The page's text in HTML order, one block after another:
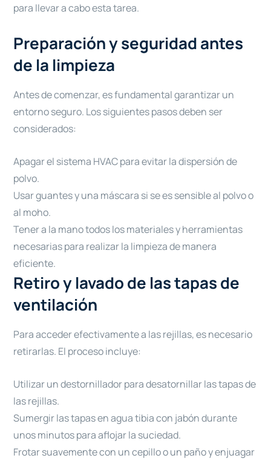
para llevar a cabo esta tarea.
Preparación y seguridad antes
de la limpieza
Antes de comenzar, es fundamental garantizar un
entorno seguro. Los siguientes pasos deben ser
considerados:
Apagar el sistema HVAC para evitar la dispersión de
polvo.
Usar guantes y una máscara si se es sensible al polvo o
al moho.
Tener a la mano todos los materiales y herramientas
necesarias para realizar la limpieza de manera
eficiente.
Retiro y lavado de las tapas de
ventilación
Para acceder efectivamente a las rejillas, es necesario
retirarlas. El proceso incluye:
Utilizar un destornillador para desatornillar las tapas de
las rejillas.
Sumergir las tapas en agua tibia con jabón durante
unos minutos para aflojar la suciedad.
Frotar suavemente con un cepillo o un paño y enjuagar